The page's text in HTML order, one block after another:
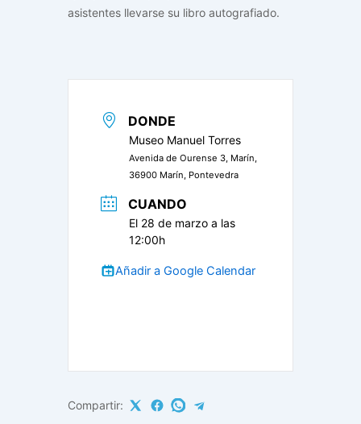
asistentes llevarse su libro autografiado.
DONDE
Museo Manuel Torres
Avenida de Ourense 3, Marín,
36900 Marín, Pontevedra
CUANDO
El 28 de marzo a las
12:00h
Añadir a Google Calendar
Compartir: